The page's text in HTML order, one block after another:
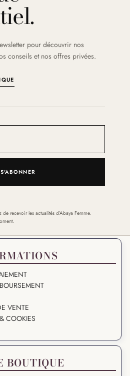
pour découvrir nos
conseils et nos offres privées.
S'ABONNER
recevoir les actualités d’Abaya Femme.
VENTE
COOKIES
BOUTIQUE